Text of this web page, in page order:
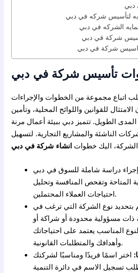
دبي
لتأسيس شركه في دبي
الشركه في دبي
شركة في دبي
شركة في دبي
تأسيس شركة في دبي
اتباع مجموعة من الخطوات والإجراءات
للقوانين واللوائح المحلية، وتأمين
الطويل. تتميز دبي ببيئة أعمال مرنة
الناشئة والمشاريع التجارية. لتسهيل
اليك خطوات انشاء شركة في دبي
دراسة شاملة للسوق في دبي
المتاحة وتفحص المنافسة وتحليل
احتياجات العملاء المحتملين.
بتحديد نوع الشركة التي ترغب في
مسؤولية محدودة أو شراكة أو
المناسب يعتمد على احتياجاتك
وأهدافك والمتطلبات القانونية.
اختر اسمًا فريدًا ومناسبًا لشركتك
تسجيل الاسم في دائرة التنمية